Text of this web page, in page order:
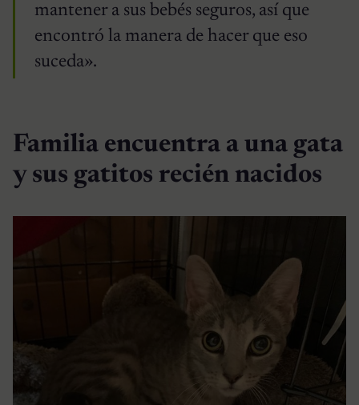
mantener a sus bebés seguros, así que
encontró la manera de hacer que eso
suceda».
Familia encuentra a una gata
y sus gatitos recién nacidos